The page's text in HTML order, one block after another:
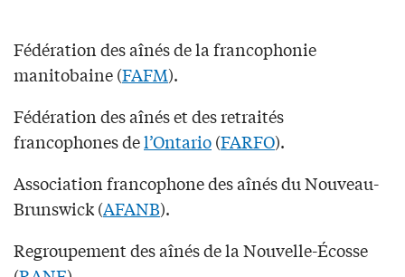
Fédération des aînés de la francophonie
manitobaine (FAFM).
Fédération des aînés et des retraités
francophones del’Ontario(FARFO).
Association francophone des aînés du Nouveau-
Brunswick (AFANB).
Regroupement des aînés de la Nouvelle-Écosse